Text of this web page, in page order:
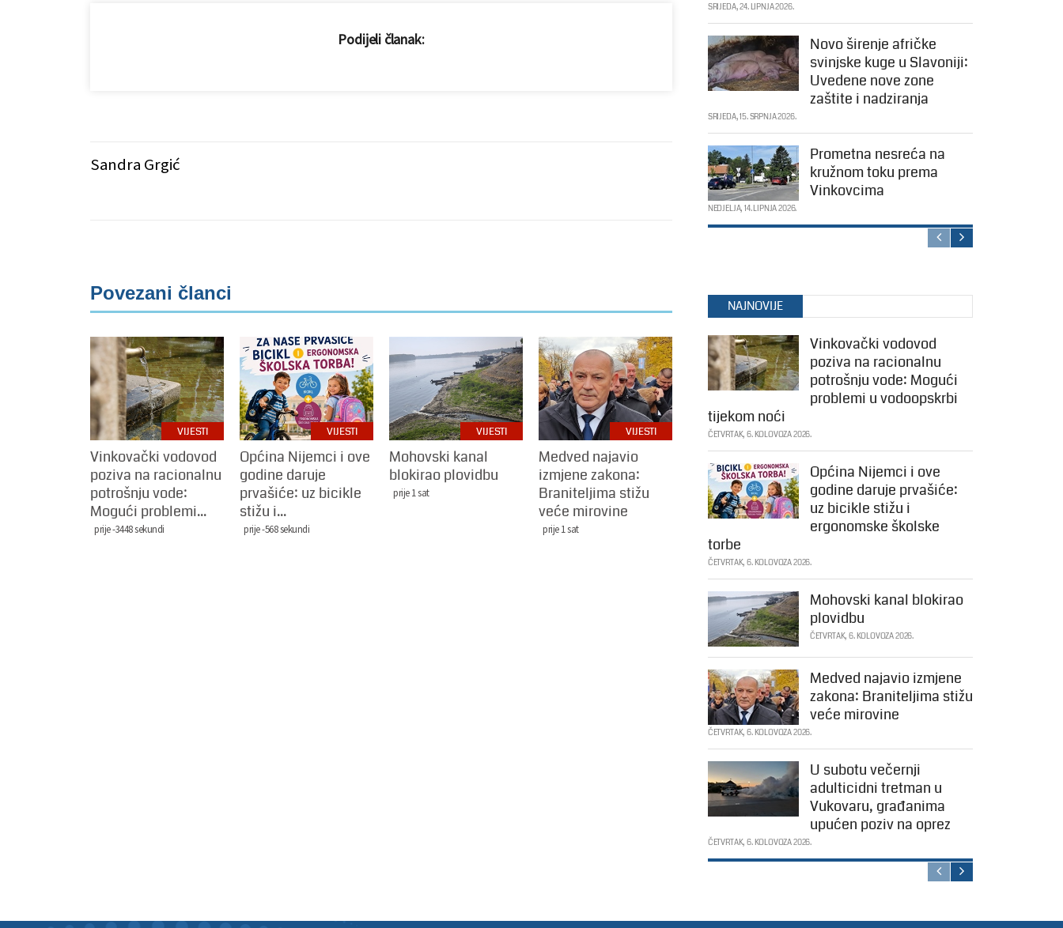
Podijeli članak:
Sandra Grgić
Povezani članci
VIJESTI
Vinkovački vodovod
poziva na racionalnu
potrošnju vode:
Mogući problemi...
prije -3448 sekundi
VIJESTI
Općina Nijemci i ove
godine daruje
prvašiće: uz bicikle
stižu i...
prije -568 sekundi
VIJESTI
Mohovski kanal
blokirao plovidbu
prije 1 sat
VIJESTI
Medved najavio
izmjene zakona:
Braniteljima stižu
veće mirovine
prije 1 sat
SRIJEDA, 24. LIPNJA 2026.
Novo širenje afričke
svinjske kuge u Slavoniji:
Uvedene nove zone
zaštite i nadziranja
SRIJEDA, 15. SRPNJA 2026.
Prometna nesreća na
kružnom toku prema
Vinkovcima
NEDJELJA, 14. LIPNJA 2026.
NAJNOVIJE
Vinkovački vodovod
poziva na racionalnu
potrošnju vode: Mogući
problemi u vodoopskrbi
tijekom noći
ČETVRTAK, 6. KOLOVOZA 2026.
Općina Nijemci i ove
godine daruje prvašiće:
uz bicikle stižu i
ergonomske školske
torbe
ČETVRTAK, 6. KOLOVOZA 2026.
Mohovski kanal blokirao
plovidbu
ČETVRTAK, 6. KOLOVOZA 2026.
Medved najavio izmjene
zakona: Braniteljima stižu
veće mirovine
ČETVRTAK, 6. KOLOVOZA 2026.
U subotu večernji
adulticidni tretman u
Vukovaru, građanima
upućen poziv na oprez
ČETVRTAK, 6. KOLOVOZA 2026.